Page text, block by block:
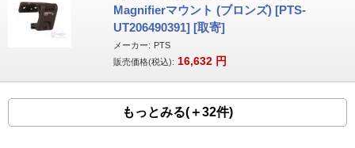
Magnifierマウント (ブロンズ) [PTS-
UT206490391] [取寄]
メーカー: PTS
販売価格(税込): 16,632 円
もっとみる(＋32件)